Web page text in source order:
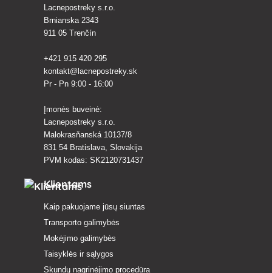
Lacnepostreky s.r.o.
Brnianska 2343
911 05 Trenčín
+421 915 420 295
kontakt@lacnepostreky.sk
Pr - Pn 9:00 - 16:00
Įmonės buveinė:
Lacnepostreky s.r.o.
Malokrasňanská 10137/8
831 54 Bratislava, Slovakija
PVM kodas: SK2120731437
Klientams
Kaip pakuojame jūsų siuntas
Transporto galimybės
Mokėjimo galimybės
Taisyklės ir sąlygos
Skundų nagrinėjimo procedūra